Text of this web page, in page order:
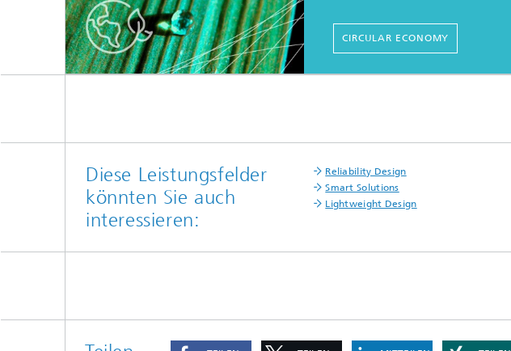
CIRCULAR ECONOMY
Diese Leistungsfelder
könnten Sie auch
interessieren:
Reliability Design
Smart Solutions
Lightweight Design